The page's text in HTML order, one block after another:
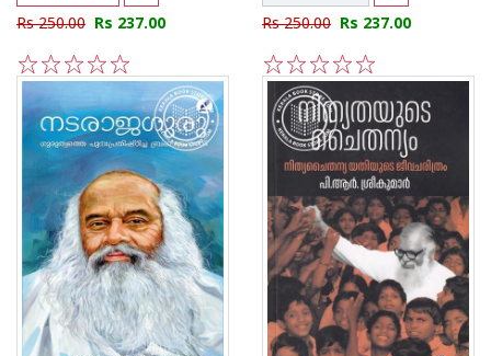
Rs 250.00 Rs 237.00
5
4
3
2
1
Rs 250.00 Rs 237.00
5
4
3
2
1